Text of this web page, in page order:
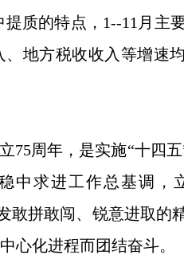
质的特点，1--11月主
地方税收收入等增速
周年，是实施“十四
求进工作总基调
敢拼敢闯、锐意进取
心化进程而团结奋斗。